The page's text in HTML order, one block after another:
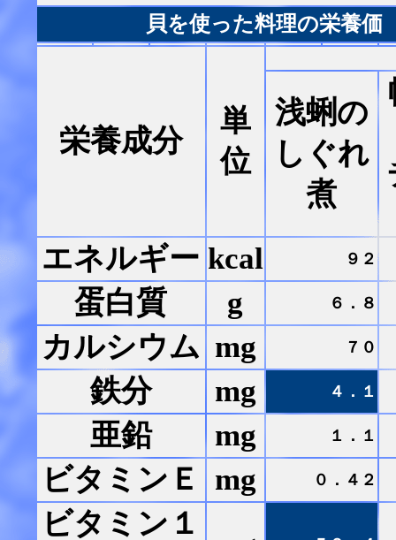
貝を使った料理の栄養価
栄養成分
単
位
浅蜊の
しぐれ
煮
エネルギー kcal ９２
蛋白質 g ６．８
カルシウム mg ７０
鉄分 mg ４．１
亜鉛 mg １．１
ビタミンＥ mg ０．４２
ビタミン１